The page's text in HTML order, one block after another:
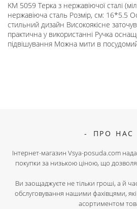
KM 5059 Терка з нержавіючої сталі
нержавіюча сталь Розмір, см: 16*5.5
стильний дизайн Високоякісне
практична у використанні Ручка
підвішування Можна мити в
ПРО НАС
Інтернет-магазин Vsya-posuda.com
покупки за низькою ціною, що
Ви заощаджуєте не тільки гроші, а й
обслуговування нашими фахівцями,
асортиментом